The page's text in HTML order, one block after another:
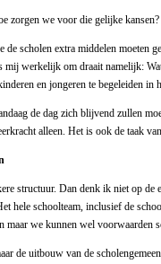
zorgen we voor die gelijke
scholen extra middelen moeten
werkelijk om draait namelijk:
en jongeren te begeleiden
de dag zich blijvend zullen
alleen. Het is ook de taak
structuur. Dan denk ik niet op
hele schoolteam, inclusief de
we kunnen wel voorwaarden
de uitbouw van de